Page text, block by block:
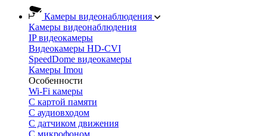
Камеры видеонаблюдения
Камеры видеонаблюдения
IP видеокамеры
Видеокамеры HD-CVI
SpeedDome видеокамеры
Камеры Imou
Особенности
Wi-Fi камеры
С картой памяти
С аудиовходом
С датчиком движения
С микрофоном